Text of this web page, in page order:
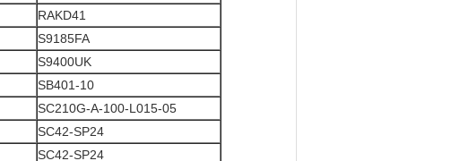
RAKD41
S9185FA
S9400UK
SB401-10
SC210G-A-100-L015-05
SC42-SP24
SC42-SP24